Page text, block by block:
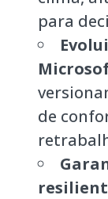
para
de